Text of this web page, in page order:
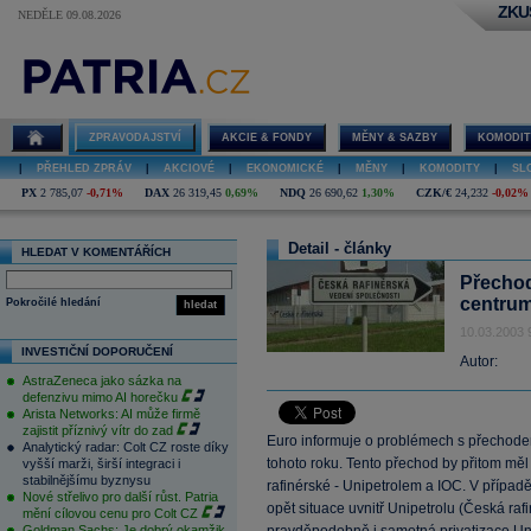
NEDĚLE 09.08.2026
ZPRAVODAJSTVÍ AKCIE & FONDY MĚNY & SAZBY
PŘEHLED ZPRÁV AKCIOVÉ EKONOMICKÉ MĚNY KOMODITY
PX 2 785,07 -0,71% DAX 26 319,45 0,69% NDQ 26 690,62 1,30% CZK/€ 24,232 -0,02%
HLEDAT V KOMENTÁŘÍCH
hledat
Pokročilé hledání
INVESTIČNÍ DOPORUČENÍ
AstraZeneca jako sázka na
defenzivu mimo AI horečku
Arista Networks: AI může firmě
zajistit příznivý vítr do zad
Analytický radar: Colt CZ roste díky
vyšší marži, širší integraci i
stabilnějšímu byznysu
Nové střelivo pro další růst. Patria
mění cílovou cenu pro Colt CZ
Detail - články
10.03.2003
Autor:
Euro informuje o problémech s
tohoto roku. Tento přechod by přitom
rafinérské - Unipetrolem a IOC. V
opět situace uvnitř Unipetrolu (Česká